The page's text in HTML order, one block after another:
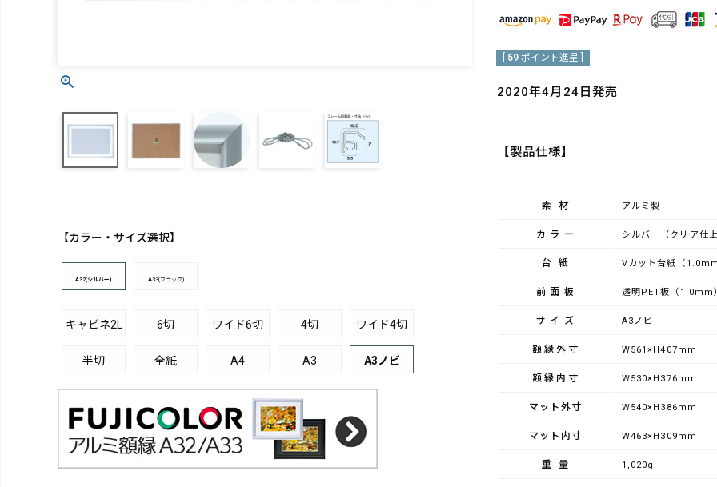
【カラー・サイズ選択】
A32(シルバー) A33(ブラック)
キャビネ2L 6切 ワイド6切 4切 ワイド4切
半切 全紙 A4 A3 A3ノビ
59 ポイント進呈 ]
2020年4月24日発売
【製品仕様】
素材 アルミ製
カラー シルバー（クリア仕上
台紙 Vカット台紙（1.0mm
前面板 透明PET板（1.0mm
サイズ A3ノビ
額縁外寸 W561×H407mm
額縁内寸 W530×H376mm
マット外寸 W540×H386mm
マット内寸 W463×H309mm
重量 1,020g